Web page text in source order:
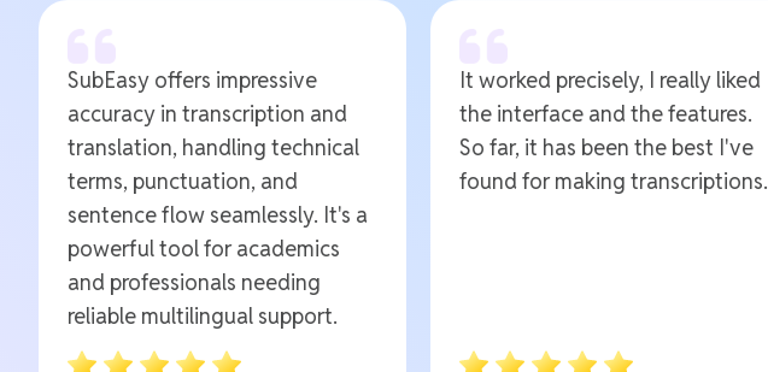
SubEasy offers impressive
accuracy in transcription and
translation, handling technical
terms, punctuation, and
sentence flow seamlessly. It's a
powerful tool for academics
and professionals needing
reliable multilingual support.
It worked precisely, I really liked
the interface and the features.
So far, it has been the best I've
found for making transcriptions.